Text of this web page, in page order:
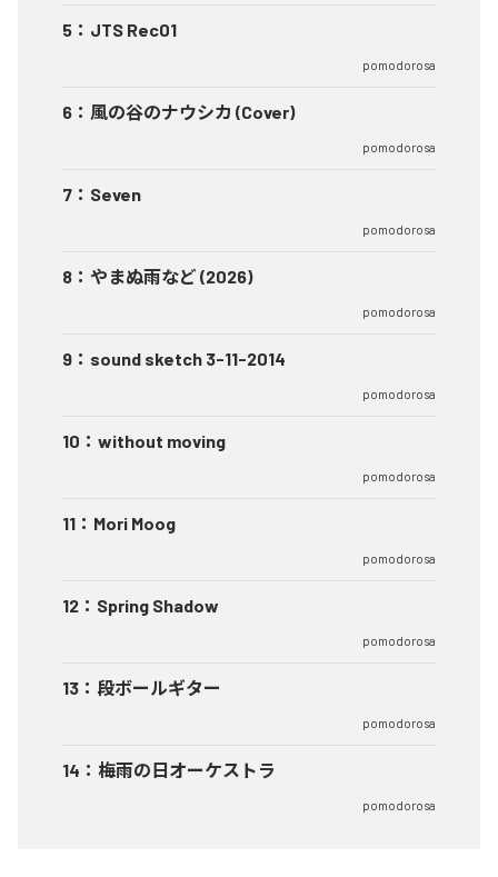
5 ： JTS Rec01
pomodorosa
6 ： 風の谷のナウシカ (Cover)
pomodorosa
7 ： Seven
pomodorosa
8 ： やまぬ雨など (2026)
pomodorosa
9 ： sound sketch 3-11-2014
pomodorosa
10 ： without moving
pomodorosa
11 ： Mori Moog
pomodorosa
12 ： Spring Shadow
pomodorosa
13 ： 段ボールギター
pomodorosa
14 ： 梅雨の日オーケストラ
pomodorosa